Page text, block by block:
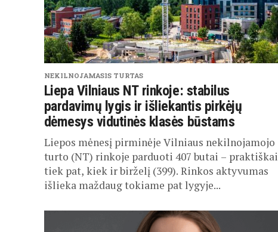
NEKILNOJAMASIS TURTAS
Liepa Vilniaus NT rinkoje: stabilus
pardavimų lygis ir išliekantis pirkėjų
dėmesys vidutinės klasės būstams
Liepos mėnesį pirminėje Vilniaus nekilnojamojo
turto (NT) rinkoje parduoti 407 butai – praktiškai
tiek pat, kiek ir birželį (399). Rinkos aktyvumas
išlieka maždaug tokiame pat lygyje...